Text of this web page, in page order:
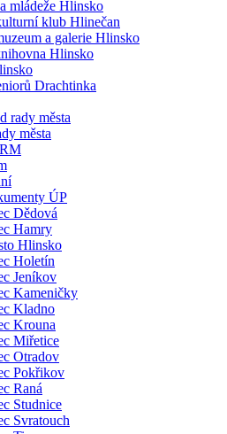
mládeže Hlinsko
klub Hlinečan
a galerie Hlinsko
Hlinsko
Drachtinka
rady města
města
ÚP
Dědová
Hamry
Hlinsko
Holetín
Jeníkov
Kameničky
Kladno
Krouna
Miřetice
Otradov
Pokřikov
Raná
Studnice
Svratouch